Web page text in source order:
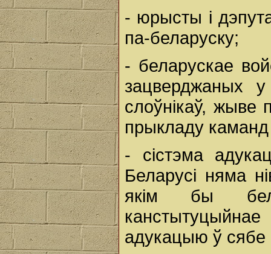
- юрысты і
па-беларуску;
- беларускае
зацверджаных
слоўнікаў, жыве
прыкладу
- сістэма
Беларусі няма
якім бы
адукацыю ў сябе